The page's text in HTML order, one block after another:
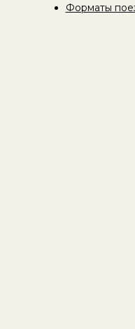
Форматы